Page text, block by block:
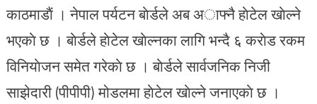
काठमाडाैं । नेपाल पर्यटन बाेर्डले अब अाफ्नै हाेटेल खाेल्ने
भएकाे छ । बाेर्डले हाेटेल खाेल्नका लागि भन्दै ६ कराेड रकम
विनियाेजन समेत गरेकाे छ । बाेर्डले सार्वजनिक निजी
साझेदारी (पीपीपी) मोडलमा हाेटेल खाेल्ने जनाएकाे छ ।